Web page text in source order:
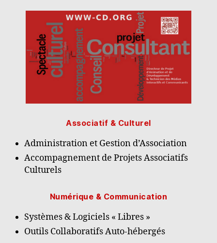
Associatif & Culturel
Administration et Gestion d’Association
Accompagnement de Projets Associatifs
Culturels
Numérique & Communication
Systèmes & Logiciels « Libres »
Outils Collaboratifs Auto-hébergés